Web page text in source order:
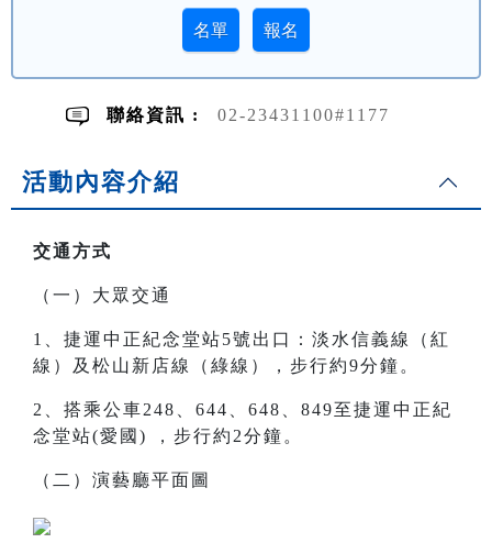
聯絡資訊 : 02-23431100#1177
活動內容介紹
交通方式
（一）大眾交通
1、捷運中正紀念堂站5號出口：淡水信義線（紅
線）及松山新店線（綠線），步行約9分鐘。
2、搭乘公車248、644、648、849至 捷運中正紀
念堂站(愛國) ，步行約2分鐘。
（二）演藝廳平面圖